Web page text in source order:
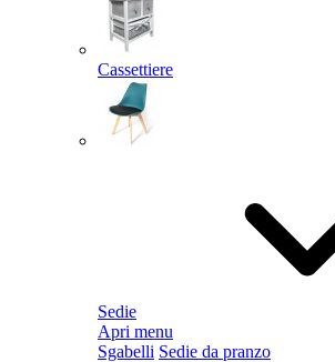
Cassettiere
Sedie
Apri menu
Sgabelli Sedie da pranzo